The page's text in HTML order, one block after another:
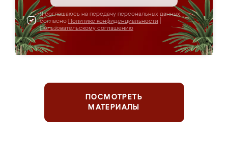
Я соглашаюсь на передачу персональных данных
согласно Политике конфиденциальности
Пользовательскому соглашению
ПОСМОТРЕТЬ
МАТЕРИАЛЫ